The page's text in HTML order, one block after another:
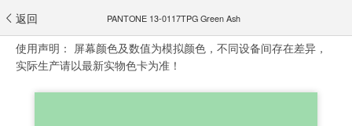
返回 PANTONE 13-0117TPG Green Ash
使用声明： 屏幕颜色及数值为模拟颜色，不同设备间存在差异，
实际生产请以最新实物色卡为准！